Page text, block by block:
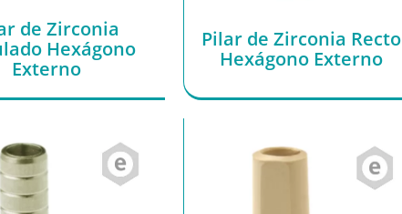
de Zirconia
Hexágono
Externo
Pilar de Zirconia Recto
Hexágono Externo